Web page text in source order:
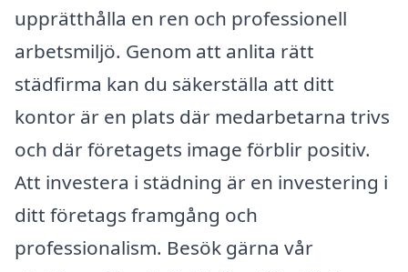
upprätthålla en ren och professionell
arbetsmiljö. Genom att anlita rätt
städfirma kan du säkerställa att ditt
kontor är en plats där medarbetarna trivs
och där företagets image förblir positiv.
Att investera i städning är en investering i
ditt företags framgång och
professionalism. Besök gärna vår